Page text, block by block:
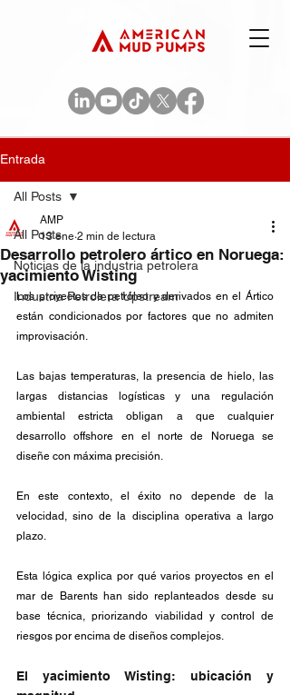
Entrada
All Posts
Noticias de la industria petrolera
Industria Petrolera Upstream
All Posts
Desarrollo petrolero ártico en Noruega:
yacimiento Wisting
AMP
13 ene 2 min de lectura
Los proyectos de petróleo y derivados en el Ártico
están condicionados por factores que no admiten
improvisación.
Las bajas temperaturas, la presencia de hielo, las
largas distancias logísticas y una regulación
ambiental estricta obligan a que cualquier
desarrollo offshore en el norte de Noruega se
diseñe con máxima precisión.
En este contexto, el éxito no depende de la
velocidad, sino de la disciplina operativa a largo
plazo.
Esta lógica explica por qué varios proyectos en el
mar de Barents han sido replanteados desde su
base técnica, priorizando viabilidad y control de
riesgos por encima de diseños complejos.
El yacimiento Wisting: ubicación y